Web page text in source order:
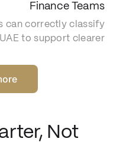
Finance Teams
can correctly classify
to support clearer
Not